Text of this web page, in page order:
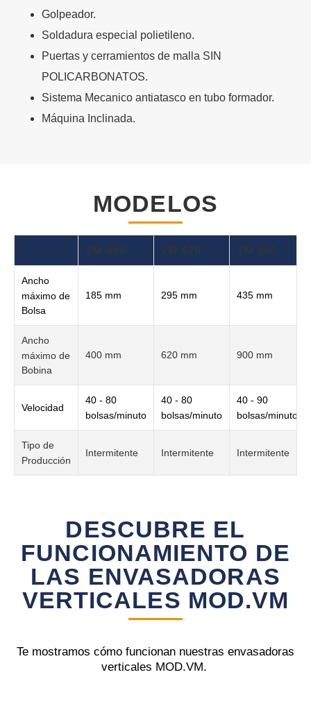
Golpeador.
Soldadura especial polietileno.
Puertas y cerramientos de malla SIN
POLICARBONATOS.
Sistema Mecanico antiatasco en tubo formador.
Máquina Inclinada.
MODELOS
VM 400 VM 620 VM 900
Ancho
máximo de
Bolsa
185 mm 295 mm 435 mm
Ancho
máximo de
Bobina
400 mm 620 mm 900 mm
Velocidad
40 - 80
bolsas/minuto
40 - 80
bolsas/minuto
40 - 90
bolsas/minuto
Tipo de
Producción
Intermitente Intermitente Intermitente
DESCUBRE EL
FUNCIONAMIENTO DE
LAS ENVASADORAS
VERTICALES MOD.VM
Te mostramos cómo funcionan nuestras envasadoras
verticales MOD.VM.